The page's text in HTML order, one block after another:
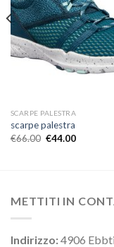
SCARPE PALESTRA
scarpe palestra
€66.00 €44.00
METTITI IN
Indirizzo:4906